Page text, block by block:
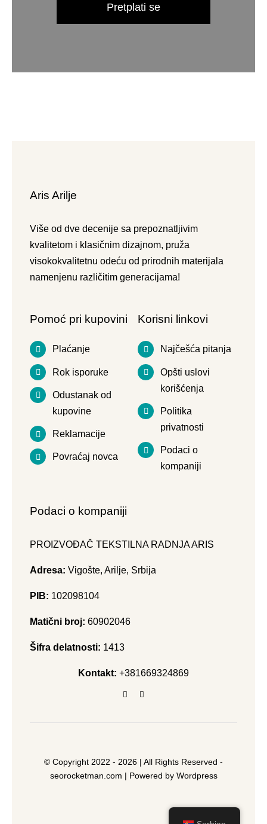
Pretplati se
Aris Arilje
Više od dve decenije sa prepoznatljivim
kvalitetom i klasičnim dizajnom, pruža
visokokvalitetnu odeću od prirodnih materijala
namenjenu različitim generacijama!
Pomoć pri kupovini
Plaćanje
Rok isporuke
Odustanak od
kupovine
Reklamacije
Povraćaj novca
Korisni linkovi
Najčešća pitanja
Opšti uslovi
korišćenja
Politika
privatnosti
Podaci o
kompaniji
Podaci o kompaniji
PROIZVOĐAČ TEKSTILNA RADNJA ARIS
Adresa: Vigošte, Arilje, Srbija
PIB: 102098104
Matični broj: 60902046
Šifra delatnosti: 1413
Kontakt: +381669324869
© Copyright 2022 - 2026 | All Rights Reserved -
seorocketman.com | Powered by Wordpress